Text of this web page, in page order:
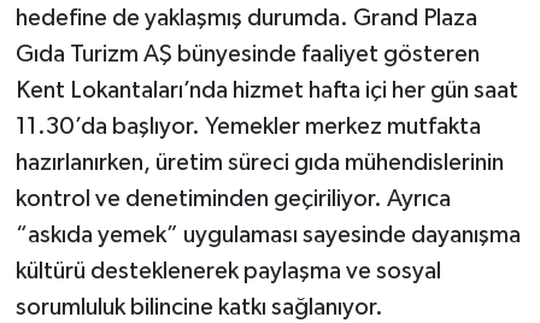
hedefine de yaklaşmış durumda. Grand Plaza
Gıda Turizm AŞ bünyesinde faaliyet gösteren
Kent Lokantaları’nda hizmet hafta içi her gün saat
11.30’da başlıyor. Yemekler merkez mutfakta
hazırlanırken, üretim süreci gıda mühendislerinin
kontrol ve denetiminden geçiriliyor. Ayrıca
“askıda yemek” uygulaması sayesinde dayanışma
kültürü desteklenerek paylaşma ve sosyal
sorumluluk bilincine katkı sağlanıyor.